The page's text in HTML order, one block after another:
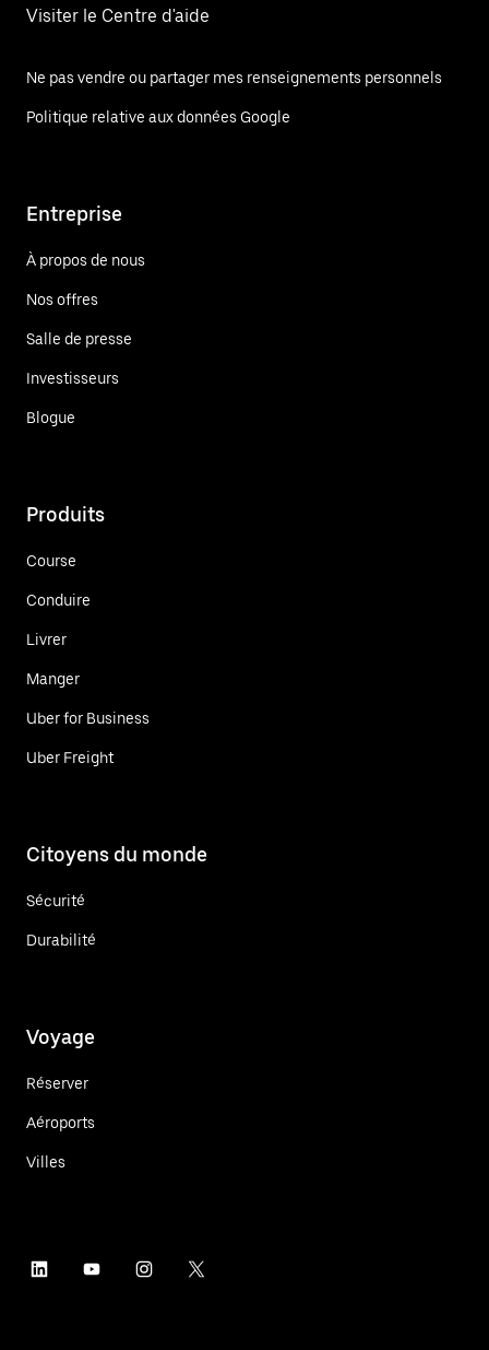
Visiter le Centre d'aide
Ne pas vendre ou partager mes renseignements personnels
Politique relative aux données Google
Entreprise
À propos de nous
Nos offres
Salle de presse
Investisseurs
Blogue
Produits
Course
Conduire
Livrer
Manger
Uber for Business
Uber Freight
Citoyens du monde
Sécurité
Durabilité
Voyage
Réserver
Aéroports
Villes